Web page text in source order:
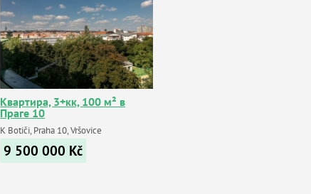
Квартира, 3+кк, 100 м² в
Праге 10
K Botiči, Praha 10, Vršovice
9 500 000 Kč